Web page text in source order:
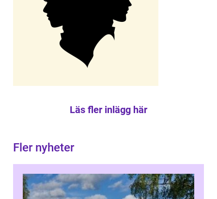
Läs fler inlägg här
Fler nyheter